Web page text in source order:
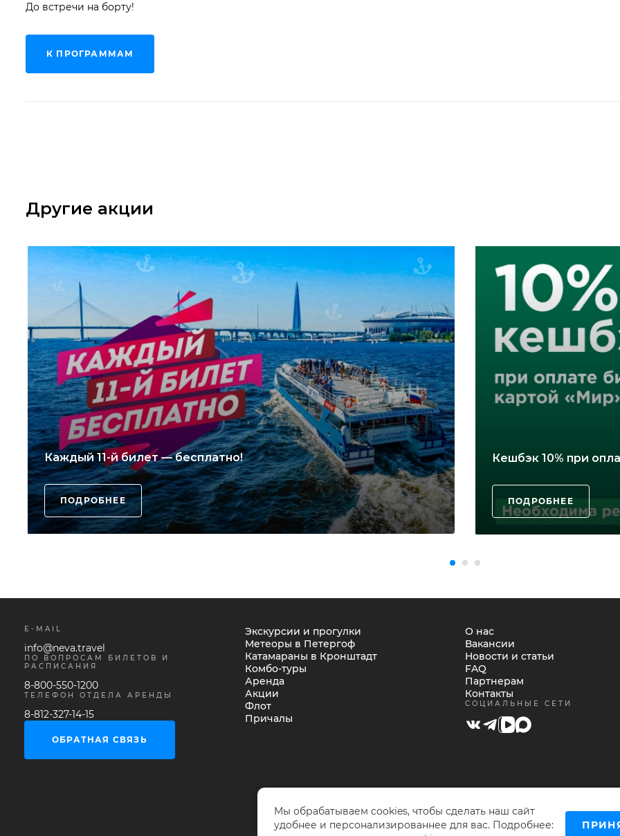
До встречи на борту!
К ПРОГРАММАМ
Другие акции
Каждый 11-й билет — бесплатно!
ПОДРОБНЕЕ
Кешбэк 10% при
ПОДРОБНЕЕ
E-MAIL
info@neva.travel
ПО ВОПРОСАМ БИЛЕТОВ И
РАСПИСАНИЯ
8-800-550-1200
ТЕЛЕФОН ОТДЕЛА АРЕНДЫ
8-812-327-14-15
ОБРАТНАЯ СВЯЗЬ
Экскурсии и прогулки
Метеоры в Петергоф
Катамараны в Кронштадт
Комбо-туры
Аренда
Акции
Флот
Причалы
О нас
Вакансии
Новости и статьи
FAQ
Партнерам
Контакты
СОЦИАЛЬНЫЕ СЕТИ
© Нева Тревел Компани, 1995-2026
Мы обрабатываем cookies, чтобы сделать наш сайт
удобнее и персонализированнее для вас. Подробнее: